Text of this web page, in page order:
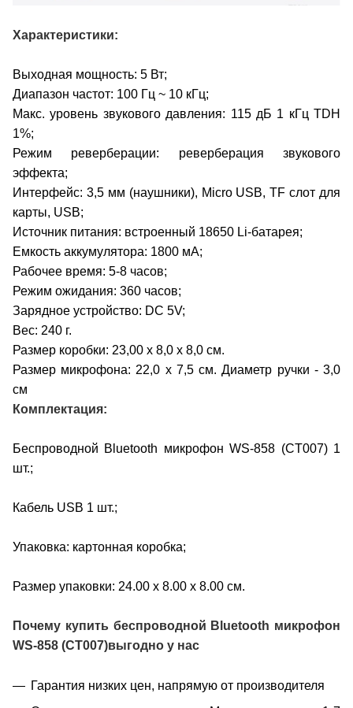
Характеристики:
Выходная мощность: 5 Вт;
Диапазон частот: 100 Гц ~ 10 кГц;
Макс. уровень звукового давления: 115 дБ 1 кГц TDH
1%;
Режим реверберации: реверберация звукового
эффекта;
Интерфейс: 3,5 мм (наушники), Micro USB, TF слот для
карты, USB;
Источник питания: встроенный 18650 Li-батарея;
Емкость аккумулятора: 1800 мА;
Рабочее время: 5-8 часов;
Режим ожидания: 360 часов;
Зарядное устройство: DC 5V;
Вес: 240 г.
Размер коробки: 23,00 x 8,0 x 8,0 см.
Размер микрофона: 22,0 х 7,5 см. Диаметр ручки - 3,0
см
Комплектация:
Беспроводной Bluetooth микрофон WS-858 (CT007) 1
шт.;
Кабель USB 1 шт.;
Упаковка: картонная коробка;
Размер упаковки: 24.00 х 8.00 х 8.00 см.
Почему купить беспроводной Bluetooth микрофон
WS-858 (CT007)выгодно у нас
Гарантия низких цен, напрямую от производителя